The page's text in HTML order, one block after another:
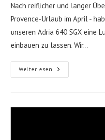
Nach reiflicher und langer
Provence-Urlaub im April -
unseren Adria 640 SGX eine
einbauen zu lassen. Wir…
Weiterlesen Luftfederung
Von